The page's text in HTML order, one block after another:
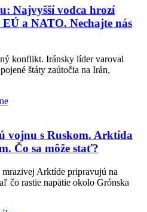
Najvyšší vodca hrozí
a NATO. Nechajte nás
konflikt. Iránsky líder varoval
štáty zaútočia na Irán,
vojnu s Ruskom. Arktída
Čo sa môže stať?
Arktíde pripravujú na
čo rastie napätie okolo Grónska